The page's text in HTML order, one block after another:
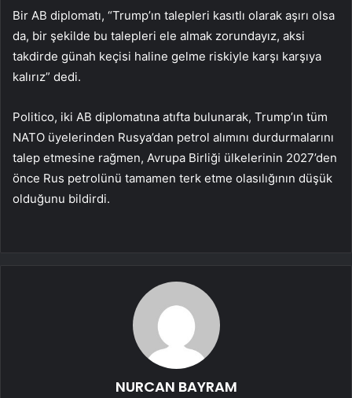
Bir AB diplomatı, “Trump’ın talepleri kasıtlı olarak aşırı olsa
da, bir şekilde bu talepleri ele almak zorundayız, aksi
takdirde günah keçisi haline gelme riskiyle karşı karşıya
kalırız” dedi.
Politico, iki AB diplomatına atıfta bulunarak, Trump’ın tüm
NATO üyelerinden Rusya’dan petrol alımını durdurmalarını
talep etmesine rağmen, Avrupa Birliği ülkelerinin 2027’den
önce Rus petrolünü tamamen terk etme olasılığının düşük
olduğunu bildirdi.
NURCAN BAYRAM